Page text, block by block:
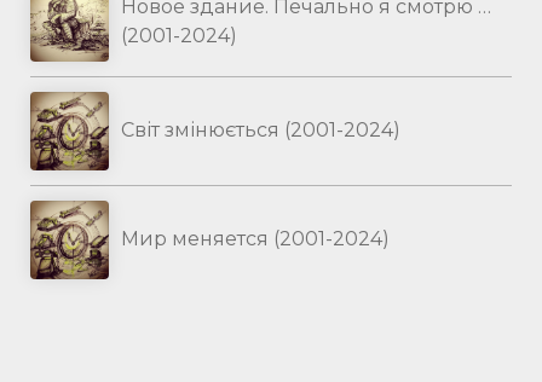
Новое здание. Печально я смотрю …
(2001-2024)
Світ змінюється (2001-2024)
Мир меняется (2001-2024)